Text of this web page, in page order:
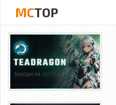
MCTOP